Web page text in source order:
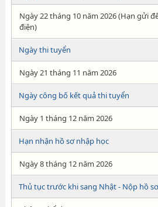
Ngày 22 tháng 10 năm 2026 (Hạn gửi
điện)
Ngày thi tuyển
Ngày 21 tháng 11 năm 2026
Ngày công bố kết quả thi tuyển
Ngày 1 tháng 12 năm 2026
Hạn nhận hồ sơ nhập học
Ngày 8 tháng 12 năm 2026
Thủ tục trước khi sang Nhật - Nộp hồ